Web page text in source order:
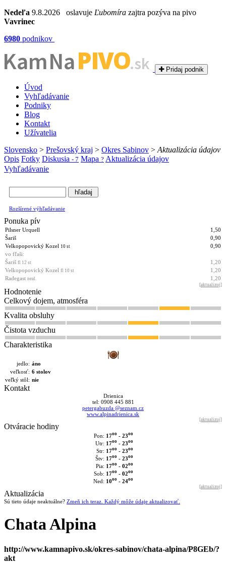
Nedeľa 9.8.2026 oslavuje Ľubomíra zajtra pozýva na pivo
Vavrinec
6980 podnikov
Kam NaPIVO.sk Pridaj podnik
Úvod
Vyhľadávanie
Podniky
Blog
Kontakt
Užívatelia
Slovensko > Prešovský kraj > Okres Sabinov > Aktualizácia údajov
Opis Fotky Diskusia - 7 Mapa ? Aktualizácia údajov
Vyhľadávanie
Rozšírené výhľadávanie
Ponuka pív
Pilsner Urquell
1,50
Šariš
0,90
Velkopopovický Kozel 10 st
0,90
vo fľaši:
Šariš fl 12 st
1,20
Velkopopovický Kozel fl 10 st
1,20
Radegast neal. 1,20
[aktualizuj]
Hodnotenie
Celkový dojem, atmosféra
Kvalita obsluhy
Čistota vzduchu
Charakteristika
jedlo: áno
veľkosť: 6 stolov
veľký stôl: nie
Kontakt
Drienica
tel: 0908 445 881
petergabuzda @seznam.cz
www.alpinadrienica.sk
[aktualizuj]
Otváracie hodiny
Pon: 17oo- 23oo
Utr: 17oo- 23oo
Str: 17oo- 23oo
Štv: 17oo- 23oo
Pia: 17oo- 02oo
Sob: 17oo- 02oo
Ned: 10oo- 24oo
[aktualizuj]
Aktualizácia
Sú tieto údaje neaktuálne? Zmeň ich teraz. Každý môže údaje aktualizovať.
Chata Alpina
http://www.kamnapivo.sk/okres-sabinov/chata-alpina/P8GEb/?
akt